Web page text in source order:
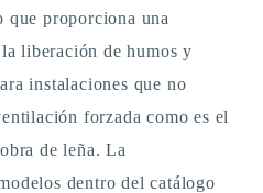
que proporciona una
liberación de humos y
instalaciones que no
forzada como es el
de leña. La
dentro del catálogo